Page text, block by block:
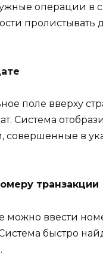
операции в
пролистывать
поле вверху
Система
совершенные в
транзакции
можно ввести
быстро